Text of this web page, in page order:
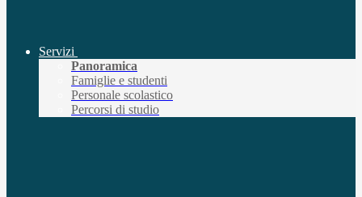
Servizi
Panoramica
Famiglie e studenti
Personale scolastico
Percorsi di studio